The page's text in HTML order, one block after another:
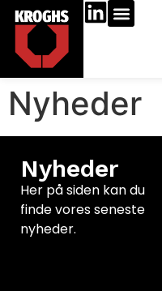
Nyheder
Nyheder
Her på siden kan du
finde vores seneste
nyheder.